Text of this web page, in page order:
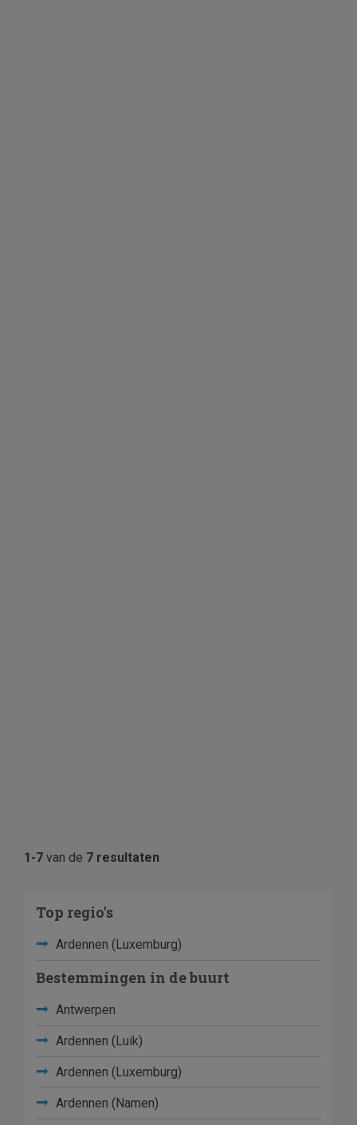
1-7 van de 7 resultaten
Top regio's
Ardennen (Luxemburg)
Bestemmingen in de buurt
Antwerpen
Ardennen (Luik)
Ardennen (Luxemburg)
Ardennen (Namen)